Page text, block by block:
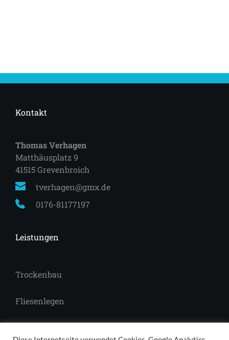
Kontakt
Thomas Verhagen
Matthäusplatz 9
41515 Grevenbroich
tverhagen@gmx.de
0176-81177197
Leistungen
Trockenbau
Fliesenlegen